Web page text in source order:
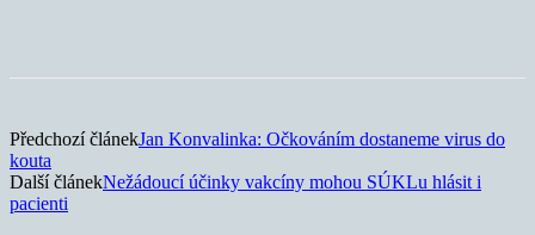
Předchozí článekJan Konvalinka: Očkováním dostaneme virus do
kouta
Další článekNežádoucí účinky vakcíny mohou SÚKLu hlásit i
pacienti